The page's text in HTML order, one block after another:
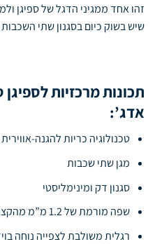
זהו אחד ממגיני הדגל של ספיגן
שיש בשוק כיום בסגנון שתי השכבות
אדג’:
טכנולוגיה כריות להגנה-
מגן שתי שכבות
סגנון דק ומינימליסטי
שפה מורמת של 1.2 מ”מ מהקצה למגנה על מסך
רגלית משולבת לצפייה נוחה